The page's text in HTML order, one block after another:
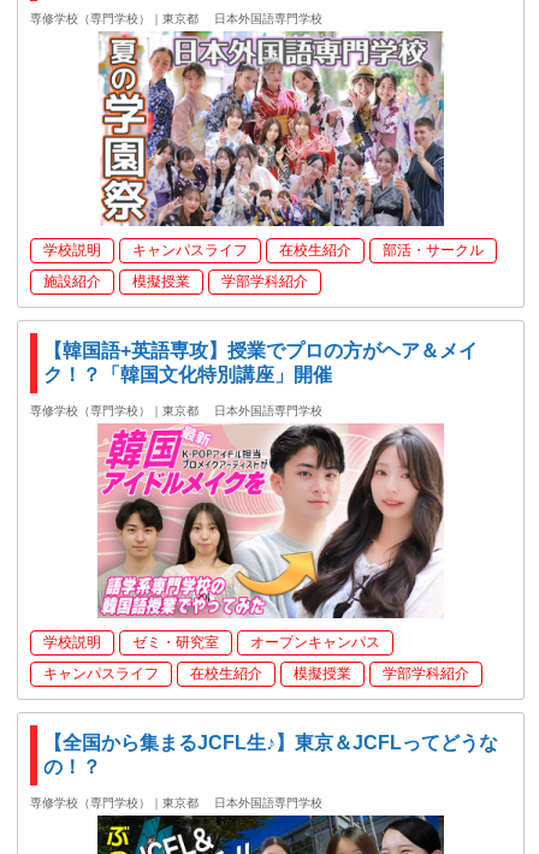
専修学校（専門学校）｜東京都 日本外国語専門学校
学校説明 キャンパスライフ 在校生紹介
部活・サークル
施設紹介
模擬授業 学部学科紹介
【韓国語+英語専攻】授業でプロの方がヘア＆メイ
ク！？「韓国文化特別講座」開催
専修学校（専門学校）｜東京都 日本外国語専門学校
学校説明 ゼミ・研究室
オープンキャンパス
キャンパスライフ
在校生紹介 模擬授業 学部学科紹介
【全国から集まるJCFL生♪】東京＆JCFLってどうな
の！？
専修学校（専門学校）｜東京都 日本外国語専門学校